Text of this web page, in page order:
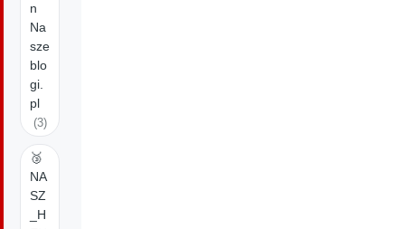
n
Na
sze
blo
gi.
pl
(3)
🥉
NA
SZ
_H